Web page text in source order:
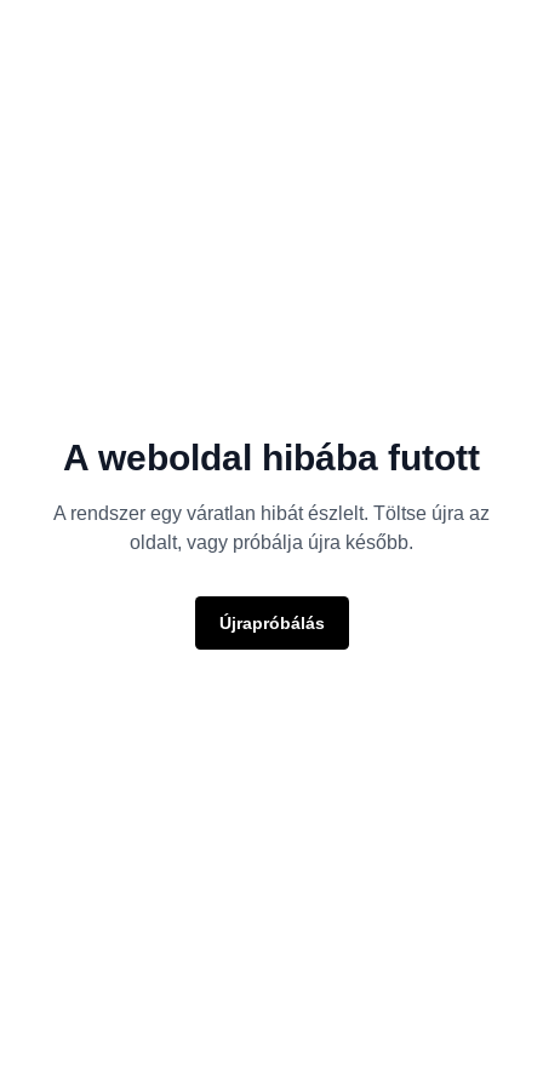
A weboldal hibába futott
A rendszer egy váratlan hibát észlelt. Töltse újra az
oldalt, vagy próbálja újra később.
Újrapróbálás